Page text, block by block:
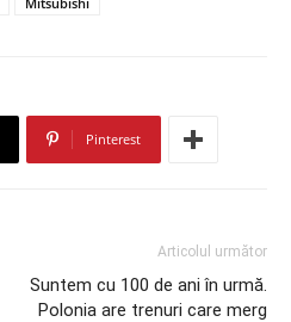
Pinterest
Articolul următor
Suntem cu 100 de ani în urmă.
Polonia are trenuri care merg